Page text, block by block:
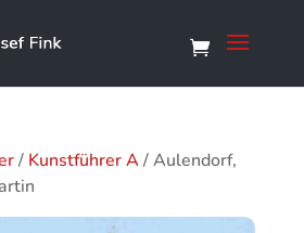
/ Kunstführer A/ Aulendorf,